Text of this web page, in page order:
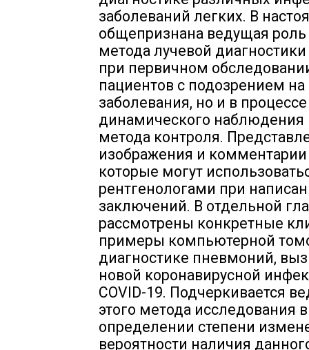
заболеваний легких. В
общепризнана ведущая роль
метода лучевой
при первичном
пациентов с подозрением
заболевания, но и в
динамического наблюдения
метода контроля.
изображения и
которые могут
рентгенологами при
заключений. В отдельной
рассмотрены конкретные
примеры компьютерной
диагностике пневмоний,
новой коронавирусной
COVID-19. Подчеркивается
этого метода исследования в
определении степени
вероятности наличия